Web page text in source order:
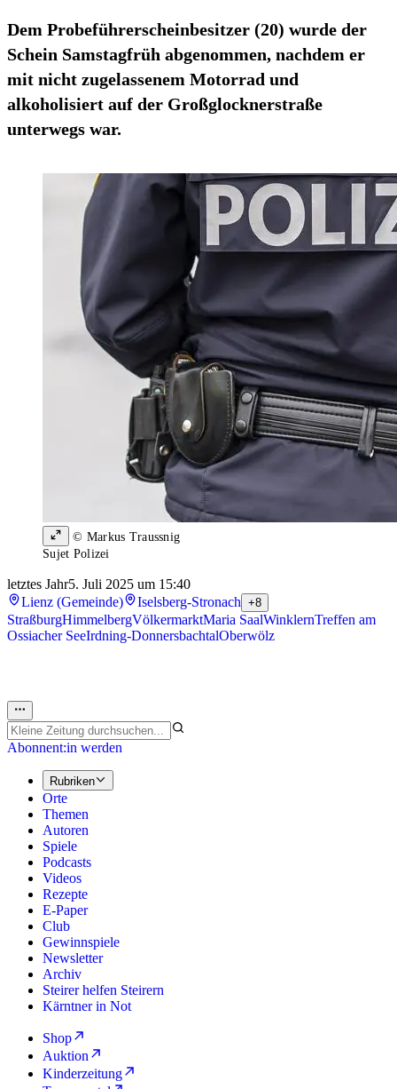
Dem Probeführerscheinbesitzer (20) wurde der
Schein Samstagfrüh abgenommen, nachdem er
mit nicht zugelassenem Motorrad und
alkoholisiert auf der Großglocknerstraße
unterwegs war.
© Markus Traussnig
Sujet Polizei
letztes Jahr5. Juli 2025 um 15:40
Lienz (Gemeinde)
Iselsberg-Stronach +8
StraßburgHimmelbergVölkermarktMaria SaalWinklernTreffen am
Ossiacher SeeIrdning-DonnersbachtalOberwölz
Abonnent:in werden
Rubriken
Orte
Themen
Autoren
Spiele
Podcasts
Videos
Rezepte
E-Paper
Club
Gewinnspiele
Newsletter
Archiv
Steirer helfen Steirern
Kärntner in Not
Shop
Auktion
Kinderzeitung